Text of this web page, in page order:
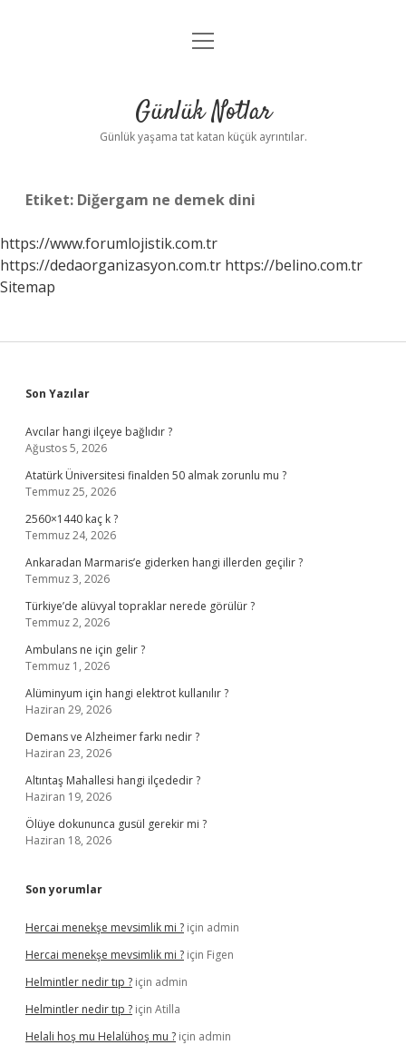
Anasayfa
Yasal Uyarı
menüyü
Günlük Notlar
Günlük yaşama tat katan küçük ayrıntılar.
Etiket: Diğergam ne demek dini
https://www.forumlojistik.com.tr
https://dedaorganizasyon.com.tr https://belino.com.tr
Sitemap
Sidebar
Son Yazılar
Avcılar hangi ilçeye bağlıdır ?
Ağustos 5, 2026
Atatürk Üniversitesi finalden 50 almak zorunlu mu ?
Temmuz 25, 2026
2560×1440 kaç k ?
Temmuz 24, 2026
Ankaradan Marmaris’e giderken hangi illerden geçilir ?
Temmuz 3, 2026
Türkiye’de alüvyal topraklar nerede görülür ?
Temmuz 2, 2026
Ambulans ne için gelir ?
Temmuz 1, 2026
Alüminyum için hangi elektrot kullanılır ?
Haziran 29, 2026
Demans ve Alzheimer farkı nedir ?
Haziran 23, 2026
Altıntaş Mahallesi hangi ilçededir ?
Haziran 19, 2026
Ölüye dokununca gusül gerekir mi ?
Haziran 18, 2026
Son yorumlar
Hercai menekşe mevsimlik mi ? için admin
Hercai menekşe mevsimlik mi ? için Figen
Helmintler nedir tıp ? için admin
Helmintler nedir tıp ? için Atilla
Helali hoş mu Helalühoş mu ? için admin